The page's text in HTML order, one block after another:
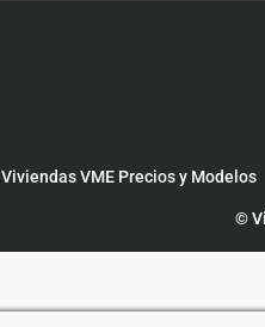
Viviendas VME Precios y Modelos
©